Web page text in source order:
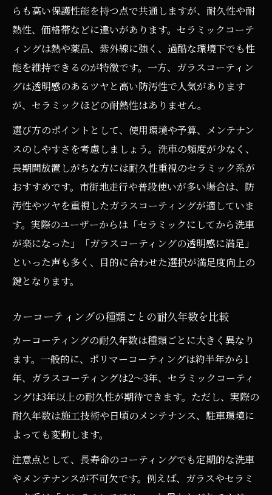
らも高い保護性能を持つ点で共通しますが、耐久性や耐
熱性、価格帯などに違いがあります。セラミックコーテ
ィングは熱や薬品、紫外線に強く、過酷な環境下でも性
能を維持できるのが特徴です。一方、ガラスコーティン
グは透明感のあるツヤと高い防汚性で人気があります
が、セラミックほどの耐熱性はありません。
選び方のポイントとして、使用環境や予算、メンテナン
スのしやすさを考慮しましょう。洗車の頻度が少なく、
長期間放置しがちな方には耐久性重視のセラミック系が
おすすめです。市街地走行や普段使いが多い場合は、防
汚性やツヤを重視したガラスコーティングが適していま
す。実際のユーザーからは「セラミックにしてから洗車
が楽になった」「ガラスコーティングの透明感に満足」
といった声も多く、目的に合わせた選択が満足度向上の
鍵となります。
カーコーティングの種類ごとの耐久年数を比較
カーコーティングの耐久年数は種類ごとに大きく異なり
ます。一般的に、ポリマーコーティングは約半年から1
年、ガラスコーティングは2〜3年、セラミックコーティ
ングは3年以上の耐久性が期待できます。ただし、実際の
耐久年数は施工技術や日頃のメンテナンス、駐車環境に
よっても変動します。
注意点として、長寿命のコーティングでも定期的な洗車
やメンテナンスが不可欠です。例えば、ガラスやセラミ